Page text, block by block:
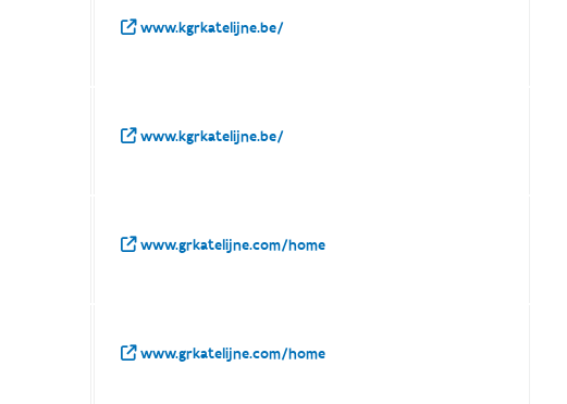
www.kgrkatelijne.be/
www.kgrkatelijne.be/
www.grkatelijne.com/home
www.grkatelijne.com/home